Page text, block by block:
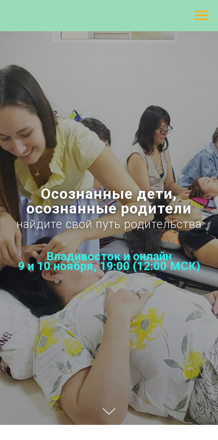
Осознанные дети,
осознанные родители
найдите свой путь родительства
Владивосток и онлайн
9 и 10 ноября, 19:00(12:00 МСК)